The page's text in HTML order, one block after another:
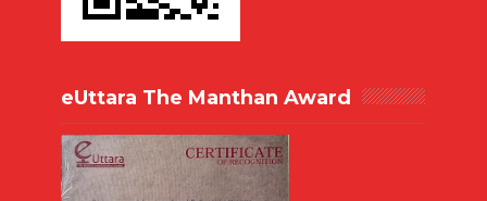
eUttara The Manthan Award